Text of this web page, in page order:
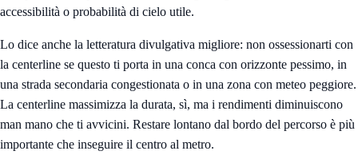
accessibilità o probabilità di cielo utile.
Lo dice anche la letteratura divulgativa migliore: non ossessionarti con
la centerline se questo ti porta in una conca con orizzonte pessimo, in
una strada secondaria congestionata o in una zona con meteo peggiore.
La centerline massimizza la durata, sì, ma i rendimenti diminuiscono
man mano che ti avvicini. Restare lontano dal bordo del percorso è più
importante che inseguire il centro al metro.